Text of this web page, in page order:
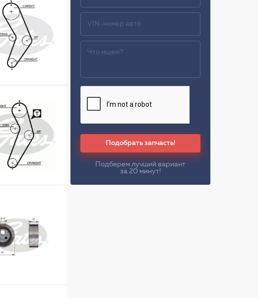
Подобрать запчасть!
Подберем лучший вариант
за 20 минут!